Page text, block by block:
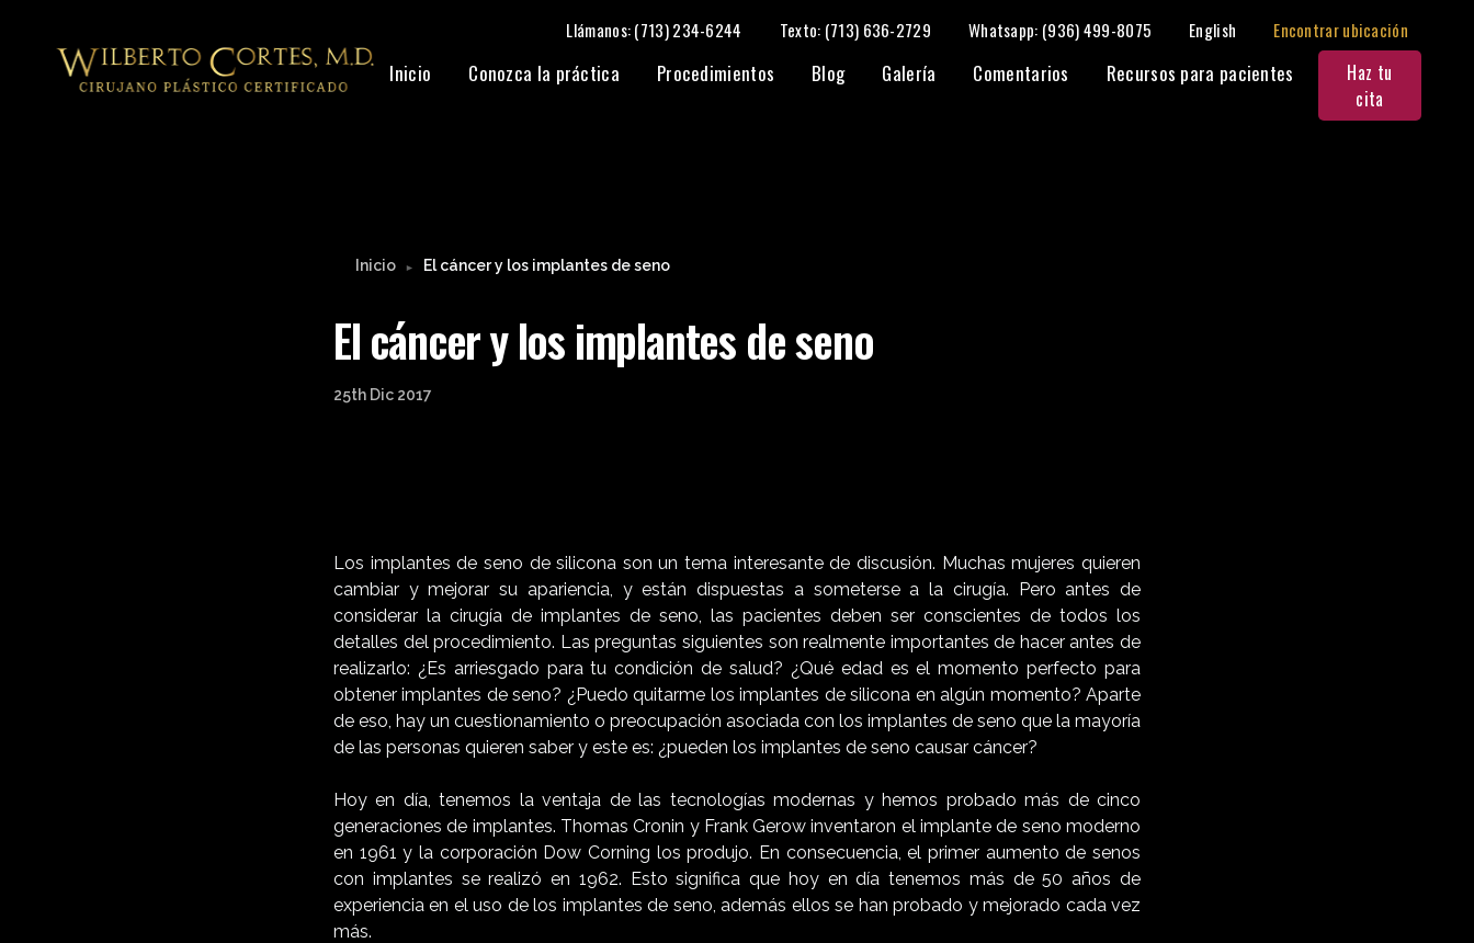
Llámanos: (713) 234-6244 Texto: (713) 636-2729 Whatsapp: (936) 499-8075 English Encontrar ubicación
Inicio Conozca la práctica Procedimientos Blog Galería Comentarios Recursos para pacientes
Haz tu
cita
Compartir:
Inicio ► El cáncer y los implantes de seno
El cáncer y los implantes de seno
25th Dic 2017
Los implantes de seno de silicona son un tema interesante de discusión. Muchas mujeres quieren
cambiar y mejorar su apariencia, y están dispuestas a someterse a la cirugía. Pero antes de
considerar la cirugía de implantes de seno, las pacientes deben ser conscientes de todos los
detalles del procedimiento. Las preguntas siguientes son realmente importantes de hacer antes de
realizarlo: ¿Es arriesgado para tu condición de salud? ¿Qué edad es el momento perfecto para
obtener implantes de seno? ¿Puedo quitarme los implantes de silicona en algún momento? Aparte
de eso, hay un cuestionamiento o preocupación asociada con los implantes de seno que la mayoría
de las personas quieren saber y este es: ¿pueden los implantes de seno causar cáncer?
Hoy en día, tenemos la ventaja de las tecnologías modernas y hemos probado más de cinco
generaciones de implantes. Thomas Cronin y Frank Gerow inventaron el implante de seno moderno
en 1961 y la corporación Dow Corning los produjo. En consecuencia, el primer aumento de senos
con implantes se realizó en 1962. Esto significa que hoy en día tenemos más de 50 años de
experiencia en el uso de los implantes de seno, además ellos se han probado y mejorado cada vez
más.